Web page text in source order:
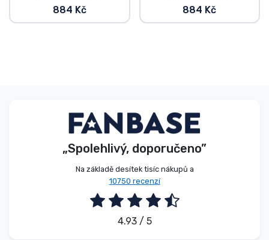
884 Kč 884 Kč
„Spolehlivý, doporučeno”
Na základě desítek tisíc nákupů a
10750 recenzí
4.93 / 5